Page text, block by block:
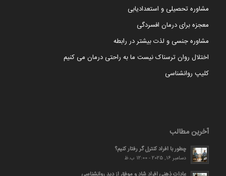
مشاوره تحصیلی و استعدادیابی
معجزه برای درمان افسردگی
مشاوره جنسی و لذت بیشتر در رابطه
اختلال روان ترسناک نیست ما به راحتی درمان می کنیم
کلیپ روانشناسی
آخرین مطالب
چطور با افراد کنترل گر رفتار کنیم؟
دسامبر 16, 2025 - 12:00 ب.ظ